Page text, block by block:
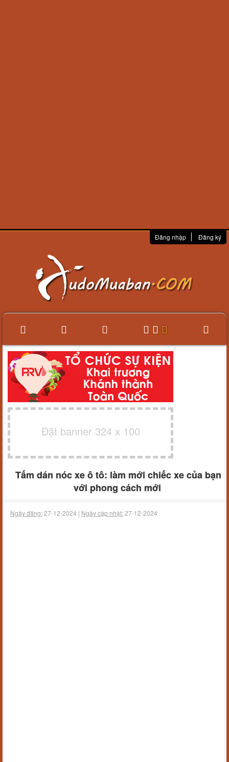
Đăng nhập Đăng ký
Đặt banner 324 x 100
Tấm dán nóc xe ô tô: làm mới chiếc xe của bạn
với phong cách mới
Ngày đăng:27-12-2024 | Ngày cập nhật:27-12-2024